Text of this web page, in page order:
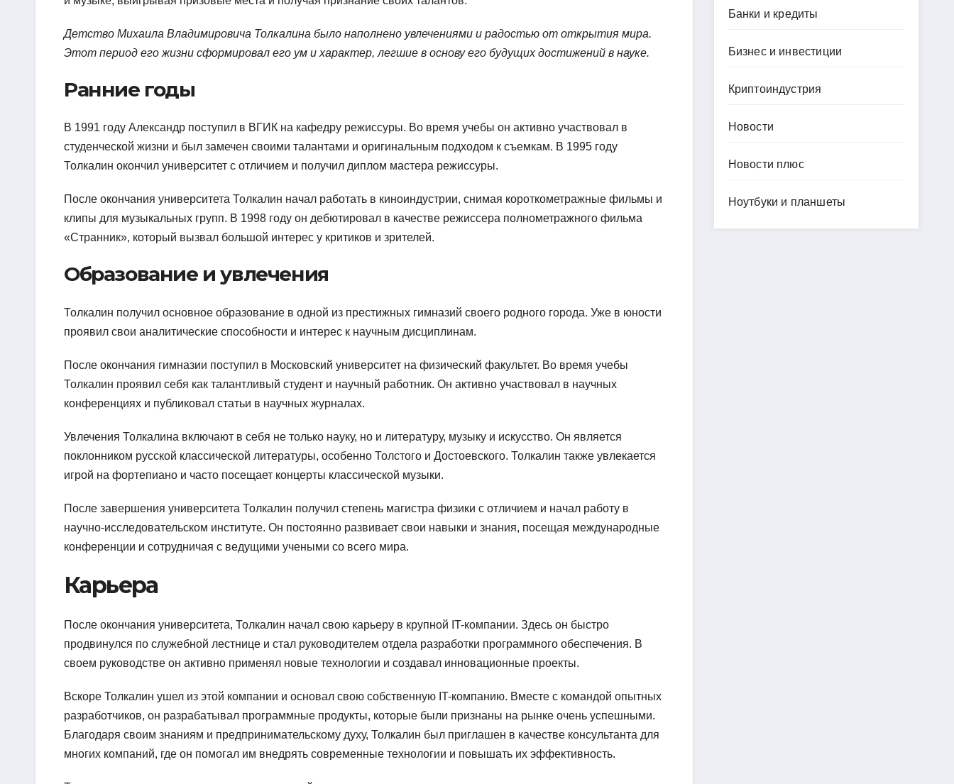
Детство Михаила Владимировича Толкалина было наполнено увлечениями и радостью от открытия мира.
Этот период его жизни сформировал его ум и характер, легшие в основу его будущих достижений в науке.
Ранние годы
В 1991 году Александр поступил в ВГИК на кафедру режиссуры. Во время учебы он активно участвовал в
студенческой жизни и был замечен своими талантами и оригинальным подходом к съемкам. В 1995 году
Толкалин окончил университет с отличием и получил диплом мастера режиссуры.
После окончания университета Толкалин начал работать в киноиндустрии, снимая короткометражные фильмы и
клипы для музыкальных групп. В 1998 году он дебютировал в качестве режиссера полнометражного фильма
«Странник», который вызвал большой интерес у критиков и зрителей.
Образование и увлечения
Толкалин получил основное образование в одной из престижных гимназий своего родного города. Уже в юности
проявил свои аналитические способности и интерес к научным дисциплинам.
После окончания гимназии поступил в Московский университет на физический факультет. Во время учебы
Толкалин проявил себя как талантливый студент и научный работник. Он активно участвовал в научных
конференциях и публиковал статьи в научных журналах.
Увлечения Толкалина включают в себя не только науку, но и литературу, музыку и искусство. Он является
поклонником русской классической литературы, особенно Толстого и Достоевского. Толкалин также увлекается
игрой на фортепиано и часто посещает концерты классической музыки.
После завершения университета Толкалин получил степень магистра физики с отличием и начал работу в
научно-исследовательском институте. Он постоянно развивает свои навыки и знания, посещая международные
конференции и сотрудничая с ведущими учеными со всего мира.
Карьера
После окончания университета, Толкалин начал свою карьеру в крупной IT-компании. Здесь он быстро
продвинулся по служебной лестнице и стал руководителем отдела разработки программного обеспечения. В
своем руководстве он активно применял новые технологии и создавал инновационные проекты.
Вскоре Толкалин ушел из этой компании и основал свою собственную IT-компанию. Вместе с командой опытных
разработчиков, он разрабатывал программные продукты, которые были признаны на рынке очень успешными.
Благодаря своим знаниям и предпринимательскому духу, Толкалин был приглашен в качестве консультанта для
многих компаний, где он помогал им внедрять современные технологии и повышать их эффективность.
Банки и кредиты
Бизнес и инвестиции
Криптоиндустрия
Новости
Новости плюс
Ноутбуки и планшеты